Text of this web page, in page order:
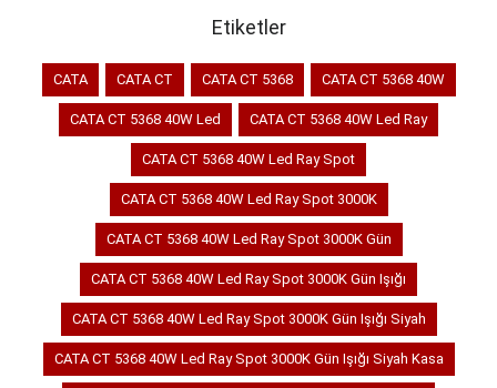
Etiketler
CATA CATA CT CATA CT 5368 CATA CT 5368 40W
CATA CT 5368 40W Led CATA CT 5368 40W Led Ray
CATA CT 5368 40W Led Ray Spot
CATA CT 5368 40W Led Ray Spot 3000K
CATA CT 5368 40W Led Ray Spot 3000K Gün
CATA CT 5368 40W Led Ray Spot 3000K Gün Işığı
CATA CT 5368 40W Led Ray Spot 3000K Gün Işığı Siyah
CATA CT 5368 40W Led Ray Spot 3000K Gün Işığı Siyah Kasa